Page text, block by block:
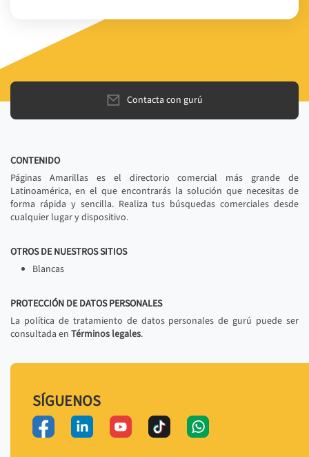
Contacta con gurú
CONTENIDO
Páginas Amarillas es el directorio comercial más grande de
Latinoamérica, en el que encontrarás la solución que necesitas de
forma rápida y sencilla. Realiza tus búsquedas comerciales desde
cualquier lugar y dispositivo.
OTROS DE NUESTROS SITIOS
Blancas
PROTECCIÓN DE DATOS PERSONALES
La política de tratamiento de datos personales de gurú puede ser
consultada en Términos legales.
SÍGUENOS